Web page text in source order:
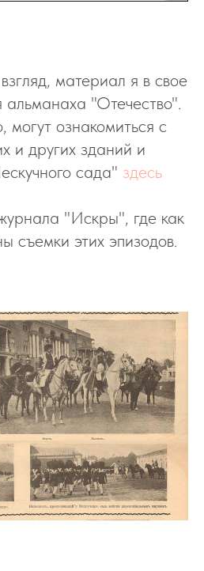
материал я в свое
альманаха "Отечество".
могут ознакомиться с
и других зданий и
сада" здесь
"Искры", где как
съемки этих эпизодов.